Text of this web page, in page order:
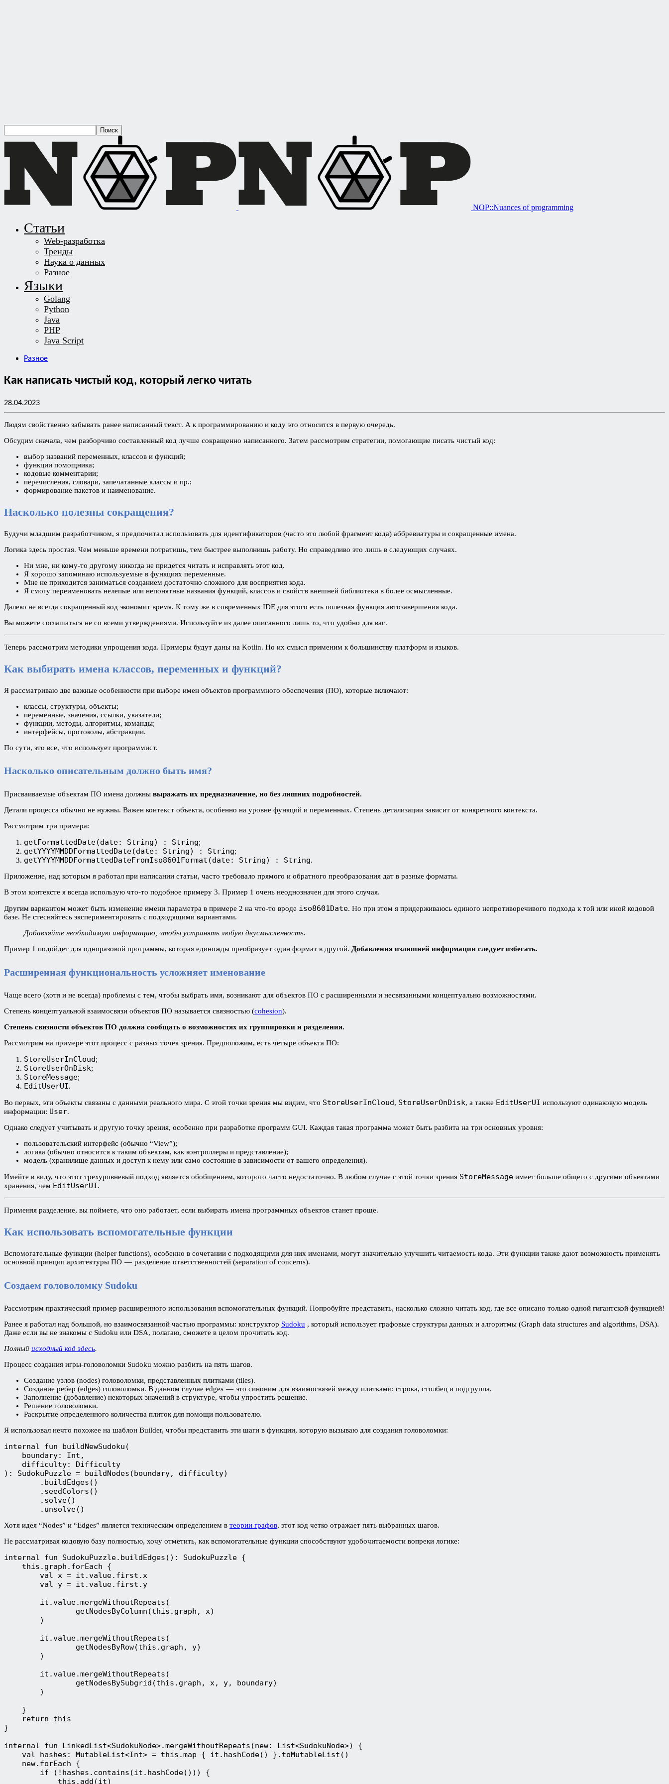
NOP::Nuances of programming
Статьи
Web-разработка
Тренды
Наука о данных
Разное
Языки
Golang
Python
Java
PHP
Java Script
Разное
Как написать чистый код, который легко читать
28.04.2023
Людям свойственно забывать ранее написанный текст. А к программированию и коду это относится в первую очередь.
Обсудим сначала, чем разборчиво составленный код лучше сокращенно написанного. Затем рассмотрим стратегии, помогающие писать чистый код:
выбор названий переменных, классов и функций;
функции помощника;
кодовые комментарии;
перечисления, словари, запечатанные классы и пр.;
формирование пакетов и наименование.
Насколько полезны сокращения?
Будучи младшим разработчиком, я предпочитал использовать для идентификаторов (часто это любой фрагмент кода) аббревиатуры и сокращенные имена.
Логика здесь простая. Чем меньше времени потратишь, тем быстрее выполнишь работу. Но справедливо это лишь в следующих случаях.
Ни мне, ни кому-то другому никогда не придется читать и исправлять этот код.
Я хорошо запоминаю используемые в функциях переменные.
Мне не приходится заниматься созданием достаточно сложного для восприятия кода.
Я смогу переименовать нелепые или непонятные названия функций, классов и свойств внешней библиотеки в более осмысленные.
Далеко не всегда сокращенный код экономит время. К тому же в современных IDE для этого есть полезная функция автозавершения кода.
Вы можете соглашаться не со всеми утверждениями. Используйте из далее описанного лишь то, что удобно для вас.
Теперь рассмотрим методики упрощения кода. Примеры будут даны на Kotlin. Но их смысл применим к большинству платформ и языков.
Как выбирать имена классов, переменных и функций?
Я рассматриваю две важные особенности при выборе имен объектов программного обеспечения (ПО), которые включают:
классы, структуры, объекты;
переменные, значения, ссылки, указатели;
функции, методы, алгоритмы, команды;
интерфейсы, протоколы, абстракции.
По сути, это все, что использует программист.
Насколько описательным должно быть имя?
Присваиваемые объектам ПО имена должны выражать их предназначение, но без лишних подробностей.
Детали процесса обычно не нужны. Важен контекст объекта, особенно на уровне функций и переменных. Степень детализации зависит от конкретного контекста.
Рассмотрим три примера:
getFormattedDate(date: String) : String;
getYYYYMMDDFormattedDate(date: String) : String;
getYYYYMMDDFormattedDateFromIso8601Format(date: String) : String.
Приложение, над которым я работал при написании статьи, часто требовало прямого и обратного преобразования дат в разные форматы.
В этом контексте я всегда использую что-то подобное примеру 3. Пример 1 очень неоднозначен для этого случая.
Другим вариантом может быть изменение имени параметра в примере 2 на что-то вроде iso8601Date. Но при этом я придерживаюсь единого непротиворечивого подхода к той или иной кодовой
базе. Не стесняйтесь экспериментировать с подходящими вариантами.
Добавляйте необходимую информацию, чтобы устранять любую двусмысленность.
Пример 1 подойдет для одноразовой программы, которая единожды преобразует один формат в другой. Добавления излишней информации следует избегать.
Расширенная функциональность усложняет именование
Чаще всего (хотя и не всегда) проблемы с тем, чтобы выбрать имя, возникают для объектов ПО с расширенными и несвязанными концептуально возможностями.
Степень концептуальной взаимосвязи объектов ПО называется связностью (cohesion).
Степень связности объектов ПО должна сообщать о возможностях их группировки и разделения.
Рассмотрим на примере этот процесс с разных точек зрения. Предположим, есть четыре объекта ПО:
StoreUserInCloud;
StoreUserOnDisk;
StoreMessage;
EditUserUI.
Во первых, эти объекты связаны с данными реального мира. С этой точки зрения мы видим, что StoreUserInCloud, StoreUserOnDisk, а также EditUserUI используют одинаковую модель
информации: User.
Однако следует учитывать и другую точку зрения, особенно при разработке программ GUI. Каждая такая программа может быть разбита на три основных уровня:
пользовательский интерфейс (обычно “View”);
логика (обычно относится к таким объектам, как контроллеры и представление);
модель (хранилище данных и доступ к нему или само состояние в зависимости от вашего определения).
Имейте в виду, что этот трехуровневый подход является обобщением, которого часто недостаточно. В любом случае с этой точки зрения StoreMessage имеет больше общего с другими объектами
хранения, чем EditUserUI.
Применяя разделение, вы поймете, что оно работает, если выбирать имена программных объектов станет проще.
Как использовать вспомогательные функции
Вспомогательные функции (helper functions), особенно в сочетании с подходящими для них именами, могут значительно улучшить читаемость кода. Эти функции также дают возможность применять
основной принцип архитектуры ПО — разделение ответственностей (separation of concerns).
Создаем головоломку Sudoku
Рассмотрим практический пример расширенного использования вспомогательных функций. Попробуйте представить, насколько сложно читать код, где все описано только одной гигантской функцией!
Ранее я работал над большой, но взаимосвязанной частью программы: конструктор Sudoku , который использует графовые структуры данных и алгоритмы (Graph data structures and algorithms, DSA).
Даже если вы не знакомы с Sudoku или DSA, полагаю, сможете в целом прочитать код.
Полный исходный код здесь.
Процесс создания игры-головоломки Sudoku можно разбить на пять шагов.
Создание узлов (nodes) головоломки, представленных плитками (tiles).
Создание ребер (edges) головоломки. В данном случае edges — это синоним для взаимосвязей между плитками: строка, столбец и подгруппа.
Заполнение (добавление) некоторых значений в структуре, чтобы упростить решение.
Решение головоломки.
Раскрытие определенного количества плиток для помощи пользователю.
Я использовал нечто похожее на шаблон Builder, чтобы представить эти шаги в функции, которую вызываю для создания головоломки:
internal fun buildNewSudoku(
    boundary: Int,
    difficulty: Difficulty
): SudokuPuzzle = buildNodes(boundary, difficulty)
        .buildEdges()
        .seedColors()
        .solve()
        .unsolve()
Хотя идея “Nodes” и “Edges” является техническим определением в теории графов, этот код четко отражает пять выбранных шагов.
Не рассматривая кодовую базу полностью, хочу отметить, как вспомогательные функции способствуют удобочитаемости вопреки логике:
internal fun SudokuPuzzle.buildEdges(): SudokuPuzzle {
    this.graph.forEach {
        val x = it.value.first.x
        val y = it.value.first.y
        it.value.mergeWithoutRepeats(
                getNodesByColumn(this.graph, x)
        )
        it.value.mergeWithoutRepeats(
                getNodesByRow(this.graph, y)
        )
        it.value.mergeWithoutRepeats(
                getNodesBySubgrid(this.graph, x, y, boundary)
        )
    }
    return this
}
internal fun LinkedList<SudokuNode>.mergeWithoutRepeats(new: List<SudokuNode>) {
    val hashes: MutableList<Int> = this.map { it.hashCode() }.toMutableList()
    new.forEach {
        if (!hashes.contains(it.hashCode())) {
            this.add(it)